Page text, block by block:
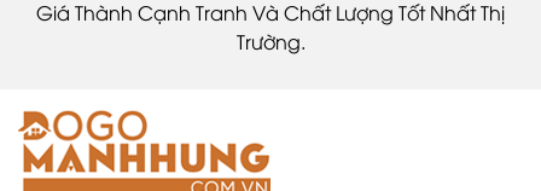
Giá Thành Cạnh Tranh Và Chất Lượng Tốt Nhất Thị
Trường.